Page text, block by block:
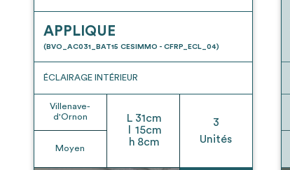
APPLIQUE
(BVO_AC031_BAT15 CESIMMO - CFRP_ECL_04)
ÉCLAIRAGE INTÉRIEUR
Villenave-
d'Ornon
Moyen
L 31cm
15cm
h 8cm
3
Unités